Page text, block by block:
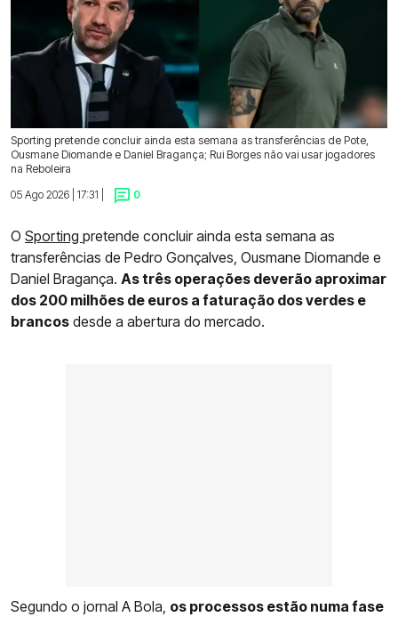
Sporting pretende concluir ainda esta semana as transferências de Pote,
Ousmane Diomande e Daniel Bragança; Rui Borges não vai usar jogadores
na Reboleira
05 Ago 2026 | 17:31 |
0
O Sporting pretende concluir ainda esta semana as
transferências de Pedro Gonçalves, Ousmane Diomande e
Daniel Bragança. As três operações deverão aproximar
dos 200 milhões de euros a faturação dos verdes e
brancos desde a abertura do mercado.
Segundo o jornal A Bola, os processos estão numa fase